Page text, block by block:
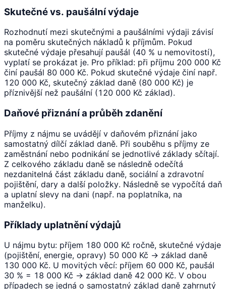
Skutečné vs. paušální výdaje
Rozhodnutí mezi skutečnými a paušálními výdaji závisí
na poměru skutečných nákladů k příjmům. Pokud
skutečné výdaje přesahují paušál (40 % u nemovitostí),
vyplatí se prokázat je. Pro příklad: při příjmu 200 000 Kč
činí paušál 80 000 Kč. Pokud skutečné výdaje činí např.
120 000 Kč, skutečný základ daně (80 000 Kč) je
příznivější než paušální (120 000 Kč základ).
Daňové přiznání a průběh zdanění
Příjmy z nájmu se uvádějí v daňovém přiznání jako
samostatný dílčí základ daně. Při souběhu s příjmy ze
zaměstnání nebo podnikání se jednotlivé základy sčítají.
Z celkového základu daně se následně odečítá
nezdanitelná část základu daně, sociální a zdravotní
pojištění, dary a další položky. Následně se vypočítá daň
a uplatní slevy na dani (např. na poplatníka, na
manželku).
Příklady uplatnění výdajů
U nájmu bytu: příjem 180 000 Kč ročně, skutečné výdaje
(pojištění, energie, opravy) 50 000 Kč → základ daně
130 000 Kč. U movitých věcí: příjem 60 000 Kč, paušál
30 % = 18 000 Kč → základ daně 42 000 Kč. V obou
případech se jedná o samostatný základ daně zahrnutý